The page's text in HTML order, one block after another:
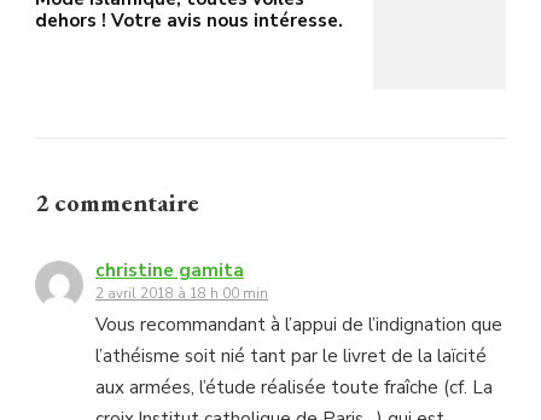
dehors ! Votre avis nous intéresse.
2 commentaire
christine gamita
2 avril 2018 à 18 h 00 min
Vous recommandant à l’appui de l’indignation que
l’athéisme soit nié tant par le livret de la laïcité
aux armées, l’étude réalisée toute fraîche (cf. La